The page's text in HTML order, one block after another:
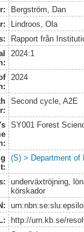
Bergström, Dan
Lindroos, Ola
Rapport från
2024:1
2024
Second cycle, A2E
SY001 Forest
(S) > Department of
underväxtröjning,
körskador
http://urn.kb.se/